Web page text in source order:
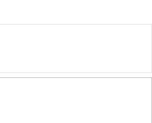
は、保険会社で防衛省向けライフプラン・セミナー、
トーに個別相談やセミナー講師を務めている。